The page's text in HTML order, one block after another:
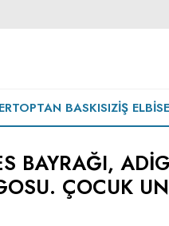
TOPTAN BASKISIZİŞ
BAYRAĞI,
ÇOCUK